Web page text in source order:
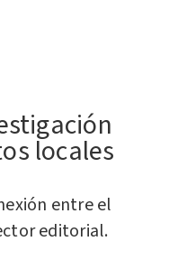
locales
entre el
editorial.